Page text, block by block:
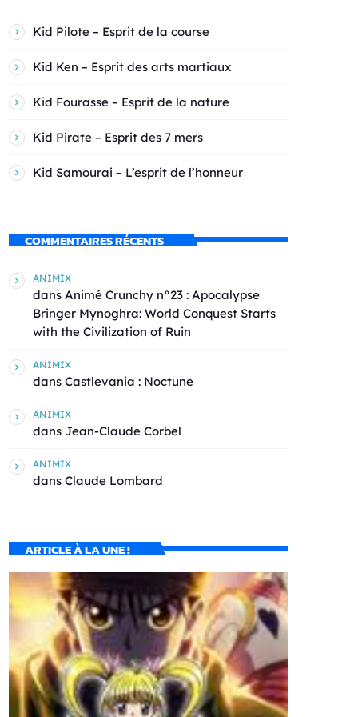
Kid Pilote – Esprit de la course
Kid Ken – Esprit des arts martiaux
Kid Fourasse – Esprit de la nature
Kid Pirate – Esprit des 7 mers
Kid Samourai – L’esprit de l’honneur
COMMENTAIRES RÉCENTS
ANIMIX
dans Animé Crunchy n°23 : Apocalypse
Bringer Mynoghra: World Conquest Starts
with the Civilization of Ruin
ANIMIX
dans Castlevania : Noctune
ANIMIX
dans Jean-Claude Corbel
ANIMIX
dans Claude Lombard
ARTICLE À LA UNE !